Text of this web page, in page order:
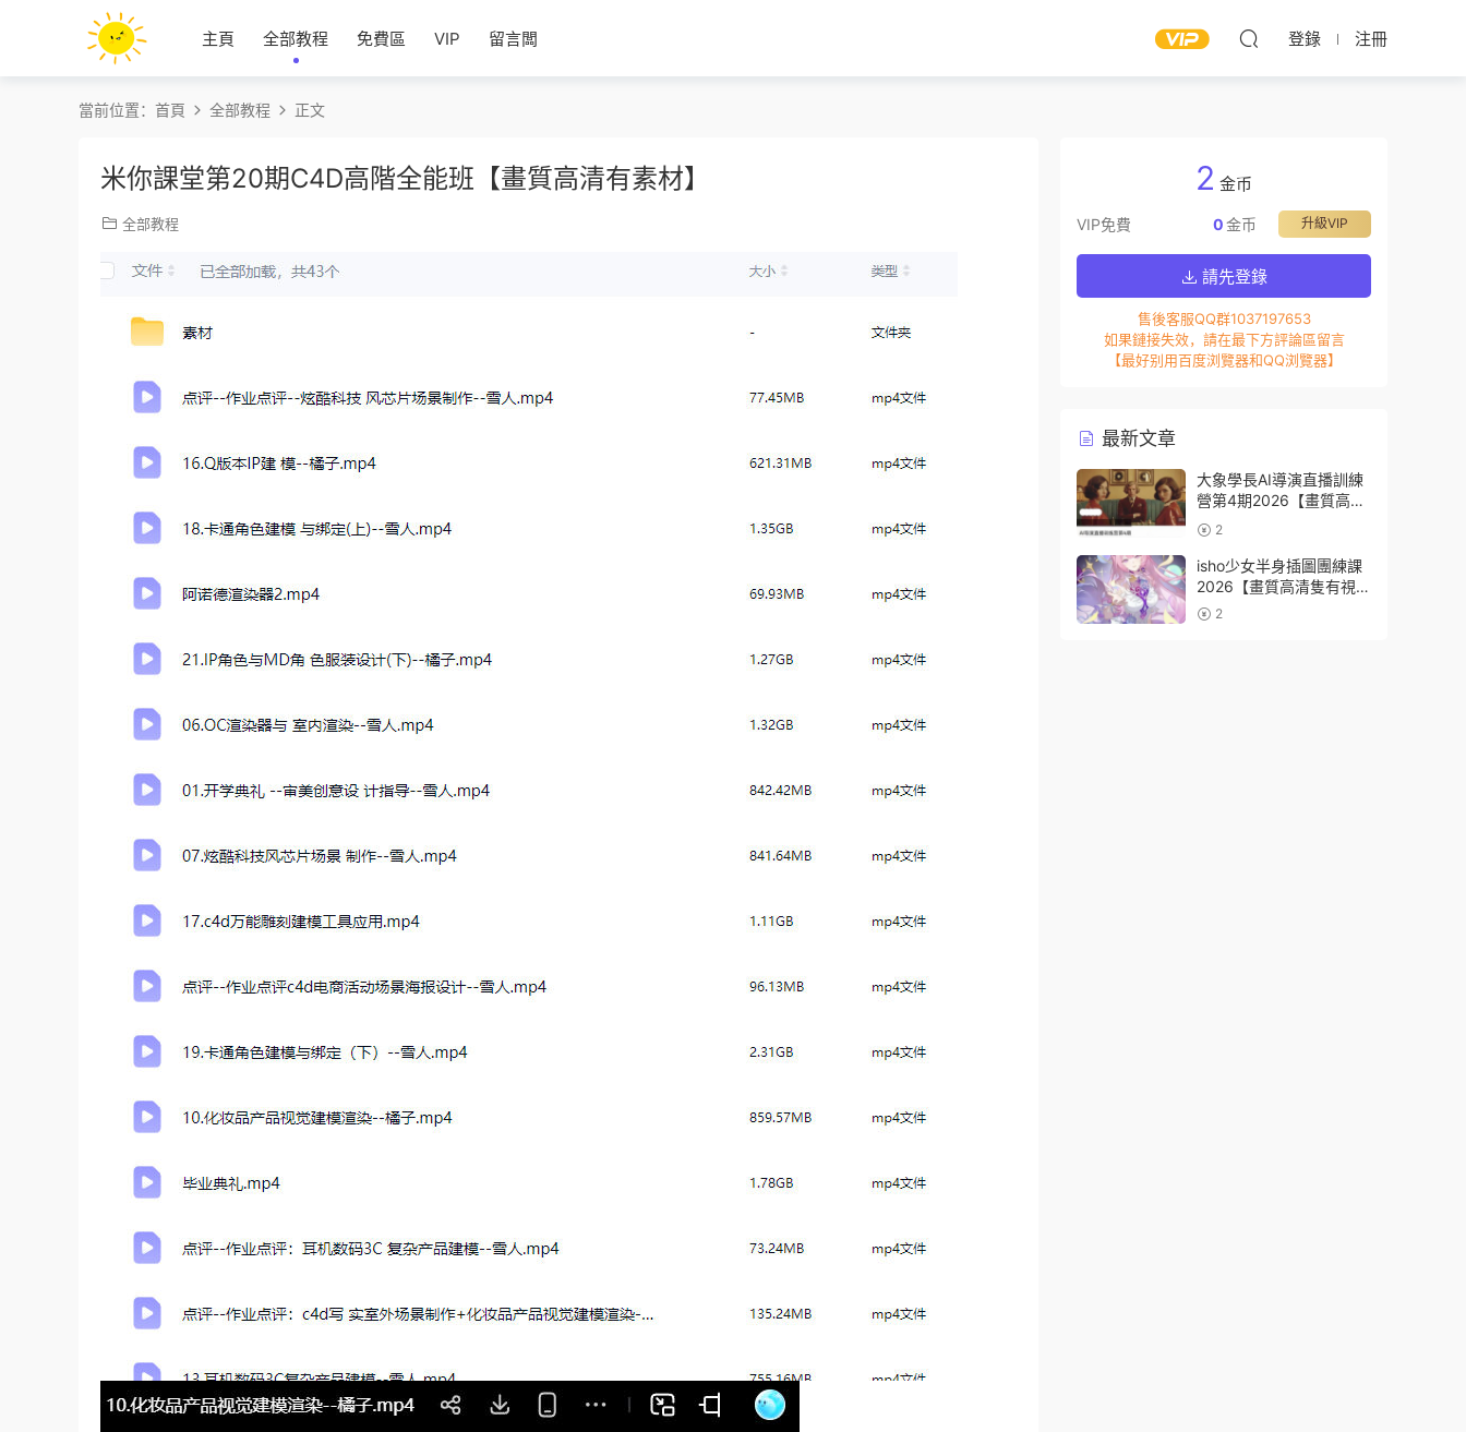
主頁 全部教程 免費區 VIP 留言闆 登錄 注冊
當前位置： 首頁 全部教程 正文
米你課堂第20期C4D高階全能班【畫質高清有素材】
全部教程
2 金币
VIP免費 升級VIP
0金币
請先登錄
售後客服QQ群1037197653
如果鏈接失效，請在最下方評論區留言
【最好别用百度浏覽器和QQ浏覽器】
最新文章
大象學長AI導演直播訓練
營第4期2026【畫質高清
有資料】
2
isho少女半身插圖團練課
2026【畫質高清隻有視
頻】
2